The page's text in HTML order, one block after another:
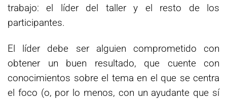
trabajo: el líder del taller y el resto de los
participantes.
El líder debe ser alguien comprometido con
obtener un buen resultado, que cuente con
conocimientos sobre el tema en el que se centra
el foco (o, por lo menos, con un ayudante que sí